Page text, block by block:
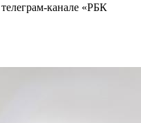
канале «РБК